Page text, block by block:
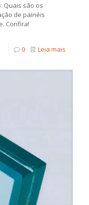
Quais são os
de painéis
Confira!
0 Leia mais